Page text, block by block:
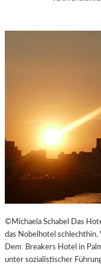
©Michaela Schabel Das
das Nobelhotel schlechthin.
Dem Breakers Hotel in
unter sozialistischer